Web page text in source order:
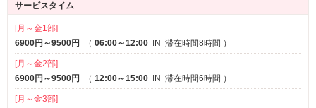
サービスタイム
[月～金1部]
6900円～9500円
（ 06:00～12:00 IN 滞在時間8時間 ）
[月～金2部]
6900円～9500円
（ 12:00～15:00 IN 滞在時間6時間 ）
[月～金3部]